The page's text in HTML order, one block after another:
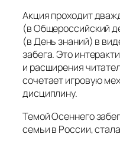
Акция проходит
(в Общероссийский
(в День знаний) в
забега. Это
и расширения
сочетает игровую
дисциплину.
Темой Осеннего
семьи в России,